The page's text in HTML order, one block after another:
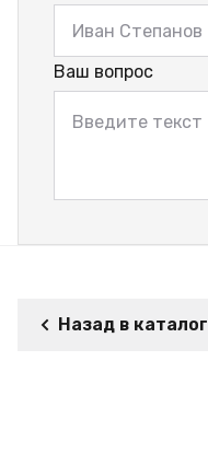
Ваш вопрос
Назад в каталог